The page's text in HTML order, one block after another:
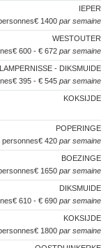
IEPER
€ 1400 par semaine
WESTOUTER
€ 600 - € 672 par semaine
LAMPERNISSE - DIKSMUIDE
€ 395 - € 545 par semaine
KOKSIJDE
POPERINGE
€ 420 par semaine
personnes
BOEZINGE
€ 1650 par semaine
DIKSMUIDE
€ 610 - € 690 par semaine
KOKSIJDE
€ 1800 par semaine